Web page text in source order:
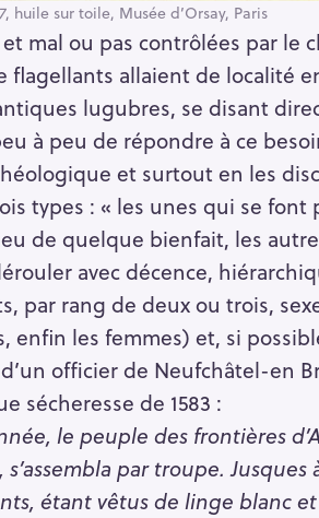
, huile sur toile, Musée d’Orsay, Paris
mal ou pas contrôlées par le
flagellants allaient de localité
lugubres, se disant
à peu de répondre à ce
et surtout en les
types : « les unes qui se font
de quelque bienfait, les
avec décence,
par rang de deux ou trois,
enfin les femmes) et, si
officier de Neufchâtel-en
sécheresse de 1583 :
le peuple des frontières
par troupe. Jusques
étant vêtus de linge blanc